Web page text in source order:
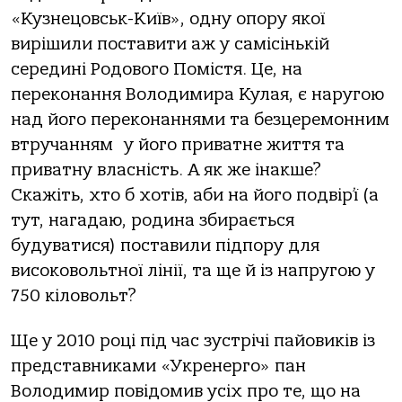
«Кузнецовськ-Київ», одну опору якої
вирішили поставити аж у самісінькій
середині Родового Помістя. Це, на
переконання Володимира Кулая, є наругою
над його переконаннями та безцеремонним
втручанням у його приватне життя та
приватну власність. А як же інакше?
Скажіть, хто б хотів, аби на його подвір’ї (а
тут, нагадаю, родина збирається
будуватися) поставили підпору для
високовольтної лінії, та ще й із напругою у
750 кіловольт?
Ще у 2010 році під час зустрічі пайовиків із
представниками «Укренерго» пан
Володимир повідомив усіх про те, що на